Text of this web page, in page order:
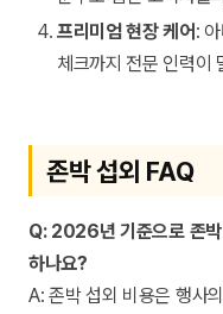
프리미엄 현장 케어:
체크까지 전문 인력이
존박 섭외 FAQ
Q: 2026년 기준으로 존박
하나요?
A: 존박 섭외 비용은 행사